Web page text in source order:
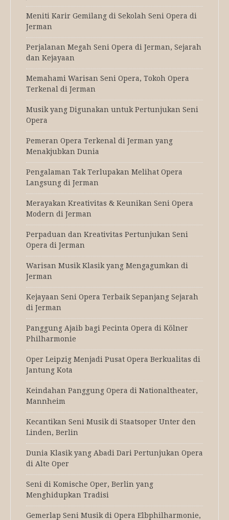
Meniti Karir Gemilang di Sekolah Seni Opera di
Jerman
Perjalanan Megah Seni Opera di Jerman, Sejarah
dan Kejayaan
Memahami Warisan Seni Opera, Tokoh Opera
Terkenal di Jerman
Musik yang Digunakan untuk Pertunjukan Seni
Opera
Pemeran Opera Terkenal di Jerman yang
Menakjubkan Dunia
Pengalaman Tak Terlupakan Melihat Opera
Langsung di Jerman
Merayakan Kreativitas & Keunikan Seni Opera
Modern di Jerman
Perpaduan dan Kreativitas Pertunjukan Seni
Opera di Jerman
Warisan Musik Klasik yang Mengagumkan di
Jerman
Kejayaan Seni Opera Terbaik Sepanjang Sejarah
di Jerman
Panggung Ajaib bagi Pecinta Opera di Kölner
Philharmonie
Oper Leipzig Menjadi Pusat Opera Berkualitas di
Jantung Kota
Keindahan Panggung Opera di Nationaltheater,
Mannheim
Kecantikan Seni Musik di Staatsoper Unter den
Linden, Berlin
Dunia Klasik yang Abadi Dari Pertunjukan Opera
di Alte Oper
Seni di Komische Oper, Berlin yang
Menghidupkan Tradisi
Gemerlap Seni Musik di Opera Elbphilharmonie,